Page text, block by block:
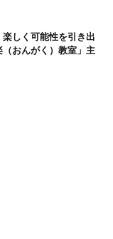
しく可能性を引き出
おんがく）教室」主